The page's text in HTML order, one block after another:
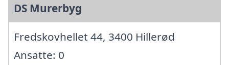
DS Murerbyg
Fredskovhellet 44, 3400 Hillerød
Ansatte: 0